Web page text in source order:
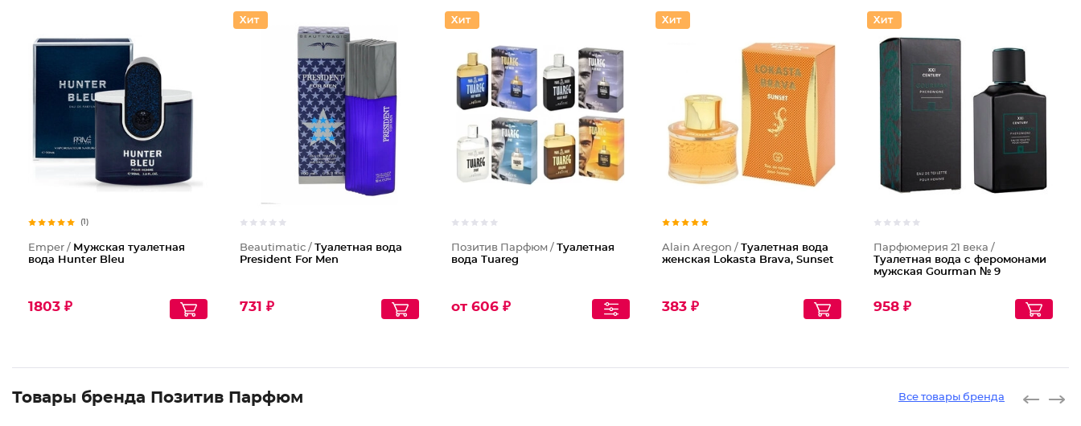
(1)
Emper / Мужская туалетная
вода Hunter Bleu
1803 ₽
Beautimatic / Туалетная вода
President For Men
731 ₽
Позитив Парфюм / Туалетная
вода Tuareg
от 606 ₽
Alain Aregon /Туалетная вода
женская Lokasta Brava, Sunset
383 ₽
Парфюмерия 21 века /
Туалетная вода с феромонами
мужская Gourman № 9
958 ₽
Товары бренда Позитив Парфюм Все товары бренда